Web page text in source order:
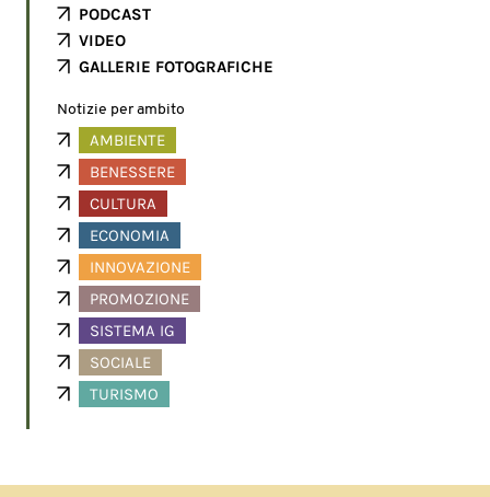
PODCAST
VIDEO
GALLERIE FOTOGRAFICHE
Notizie per ambito
AMBIENTE
BENESSERE
CULTURA
ECONOMIA
INNOVAZIONE
PROMOZIONE
SISTEMA IG
SOCIALE
TURISMO